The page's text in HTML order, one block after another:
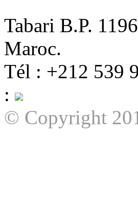
Tabari B.P.
Maroc.
Tél : +212 539
:
© Copyright